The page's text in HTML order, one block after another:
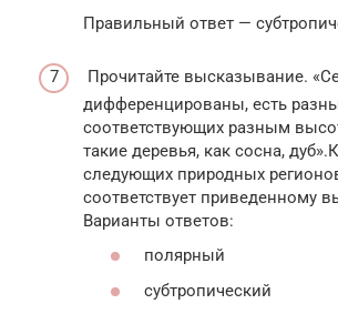
Правильный ответ —
Прочитайте высказывание.
дифференцированы, есть
соответствующих разным
такие деревья, как сосна,
следующих природных
соответствует приведенному
Варианты ответов:
полярный
субтропический